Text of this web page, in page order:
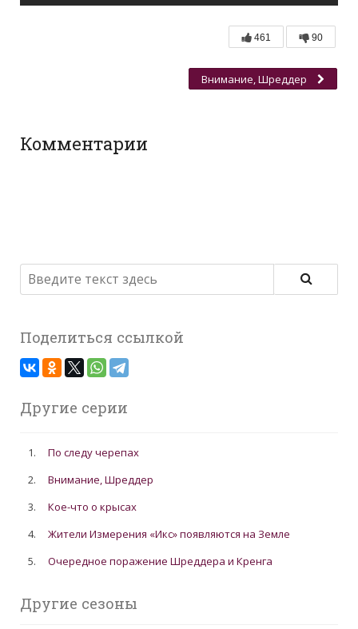
461 90
Внимание, Шреддер
Комментарии
Поделиться ссылкой
Другие серии
1.
По следу черепах
2.
Внимание, Шреддер
3.
Кое-что о крысах
4.
Жители Измерения «Икс» появляются на Земле
5.
Очередное поражение Шреддера и Кренга
Другие сезоны